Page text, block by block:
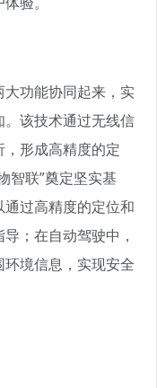
功能协同起来，实
该技术通过无线信
形成高精度的定
智联”奠定坚实基
过高精度的定位和
；在自动驾驶中，
境信息，实现安全